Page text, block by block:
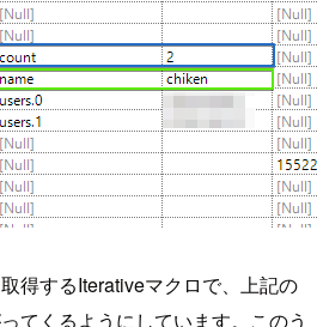
得するIterativeマクロで、上記の
てくるようにしています。このう